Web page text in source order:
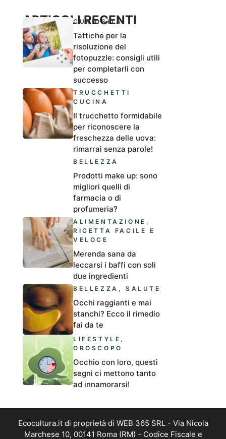
ARTICOLI RECENTI
CURIOSITÀ
Tattiche per la
risoluzione del
fotopuzzle: consigli utili
per completarli con
successo
TRUCCHETTI
CUCINA
Il trucchetto formidabile
per riconoscere la
freschezza delle uova:
rimarrai senza parole!
BELLEZZA
Prodotti make up: sono
migliori quelli di
farmacia o di
profumeria?
ALIMENTAZIONE ,
RICETTA FACILE E
VELOCE
Merenda sana da
leccarsi i baffi con soli
due ingredienti
BELLEZZA ,SALUTE
Occhi raggianti e mai
stanchi? Ecco il rimedio
fai da te
LIFESTYLE ,
OROSCOPO
Occhio con loro, questi
segni ci mettono tanto
ad innamorarsi!
Ecocultura.it di proprietà di WEB 365 SRL - Via Nicola
Marchese 10, 00141 Roma (RM) - Codice Fiscale e